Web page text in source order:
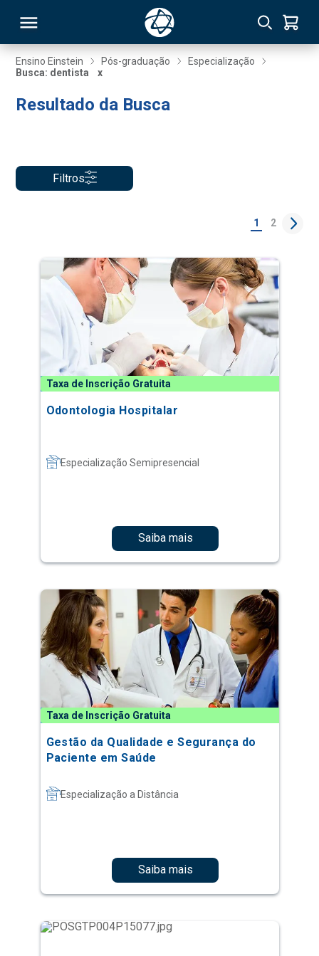
Ensino Einstein Pós-graduação
Especialização
Busca: dentista
x
Resultado da Busca
Filtros
1 2
Taxa de Inscrição Gratuita
Odontologia Hospitalar
Especialização Semipresencial
Saiba mais
Taxa de Inscrição Gratuita
Gestão da Qualidade e Segurança do
Paciente em Saúde
Especialização a Distância
Saiba mais